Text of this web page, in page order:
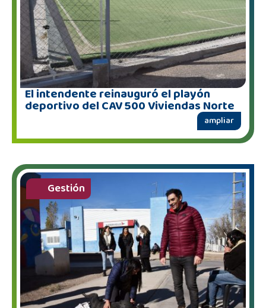
El intendente reinauguró el playón
deportivo del CAV 500 Viviendas Norte
ampliar
Gestión